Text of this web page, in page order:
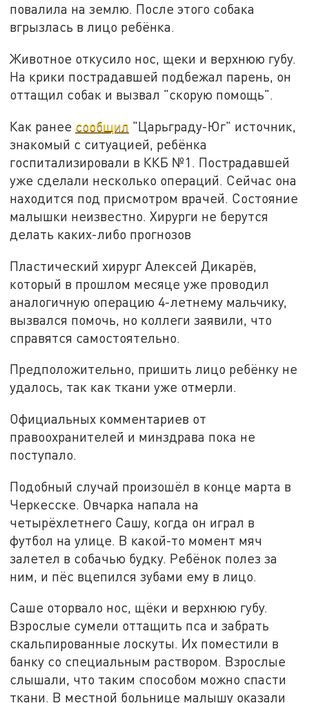
повалила на землю. После этого собака
вгрызлась в лицо ребёнка.
Животное откусило нос, щеки и верхнюю губу.
На крики пострадавшей подбежал парень, он
оттащил собак и вызвал "скорую помощь".
Как ранее сообщил "Царьграду-Юг" источник,
знакомый с ситуацией, ребёнка
госпитализировали в ККБ №1. Пострадавшей
уже сделали несколько операций. Сейчас она
находится под присмотром врачей. Состояние
малышки неизвестно. Хирурги не берутся
делать каких-либо прогнозов
Пластический хирург Алексей Дикарёв,
который в прошлом месяце уже проводил
аналогичную операцию 4-летнему мальчику,
вызвался помочь, но коллеги заявили, что
справятся самостоятельно.
Предположительно, пришить лицо ребёнку не
удалось, так как ткани уже отмерли.
Официальных комментариев от
правоохранителей и минздрава пока не
поступало.
Подобный случай произошёл в конце марта в
Черкесске. Овчарка напала на
четырёхлетнего Сашу, когда он играл в
футбол на улице. В какой-то момент мяч
залетел в собачью будку. Ребёнок полез за
ним, и пёс вцепился зубами ему в лицо.
Саше оторвало нос, щёки и верхнюю губу.
Взрослые сумели оттащить пса и забрать
скальпированные лоскуты. Их поместили в
банку со специальным раствором. Взрослые
слышали, что таким способом можно спасти
ткани. В местной больнице малышу оказали